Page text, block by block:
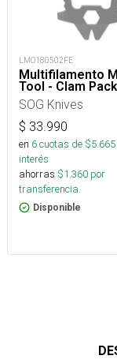
LMO180502FE
Multifilamento
Tool - Clam Pack
SOG Knives
$ 33.990
en 6cuotas de $5.665
interés
ahorras $1.360 por
transferencia.
Disponible